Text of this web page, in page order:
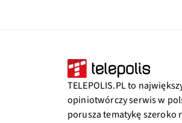
TELEPOLIS.PL to
opiniotwórczy serwis w
porusza tematykę szeroko